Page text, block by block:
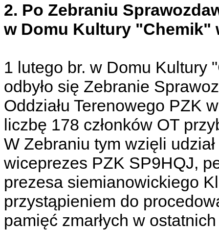
2. Po Zebraniu
w Domu Kultury "Chemik"
1 lutego br. w Domu Kultury
odbyło się Zebranie
Oddziału Terenowego PZK
liczbę 178 członków OT
W Zebraniu tym wzięli
wiceprezes PZK SP9HQJ,
prezesa siemianowickiego
przystąpieniem do
pamięć zmarłych w